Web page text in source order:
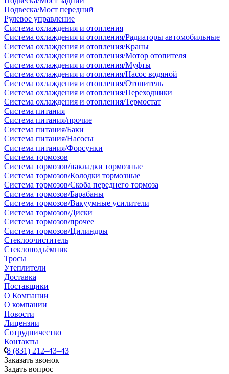
Подвеска/Мост передний
Рулевое управление
Система охлаждения и отопления
Система охлаждения и отопления/Радиаторы автомобильные
Система охлаждения и отопления/Краны
Система охлаждения и отопления/Мотор отопителя
Система охлаждения и отопления/Муфты
Система охлаждения и отопления/Насос водяной
Система охлаждения и отопления/Отопитель
Система охлаждения и отопления/Переходники
Система охлаждения и отопления/Термостат
Система питания
Система питания/прочие
Система питания/Баки
Система питания/Насосы
Система питания/Форсунки
Система тормозов
Система тормозов/накладки тормозные
Система тормозов/Колодки тормозные
Система тормозов/Скоба переднего тормоза
Система тормозов/Барабаны
Система тормозов/Вакуумные усилители
Система тормозов/Диски
Система тормозов/прочее
Система тормозов/Цилиндры
Стеклоочиститель
Стеклоподъёмник
Тросы
Утеплители
Доставка
Поставщики
О Компании
О компании
Новости
Лицензии
Сотрудничество
Контакты
8 (831) 212–43–43
Заказать звонок
Задать вопрос